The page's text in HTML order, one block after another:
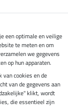
een optimale en veilige
te meten en om
we gegevens
op hun apparaten.
cookies en de
van de gegevens aan
klikt, wordt
die essentieel zijn